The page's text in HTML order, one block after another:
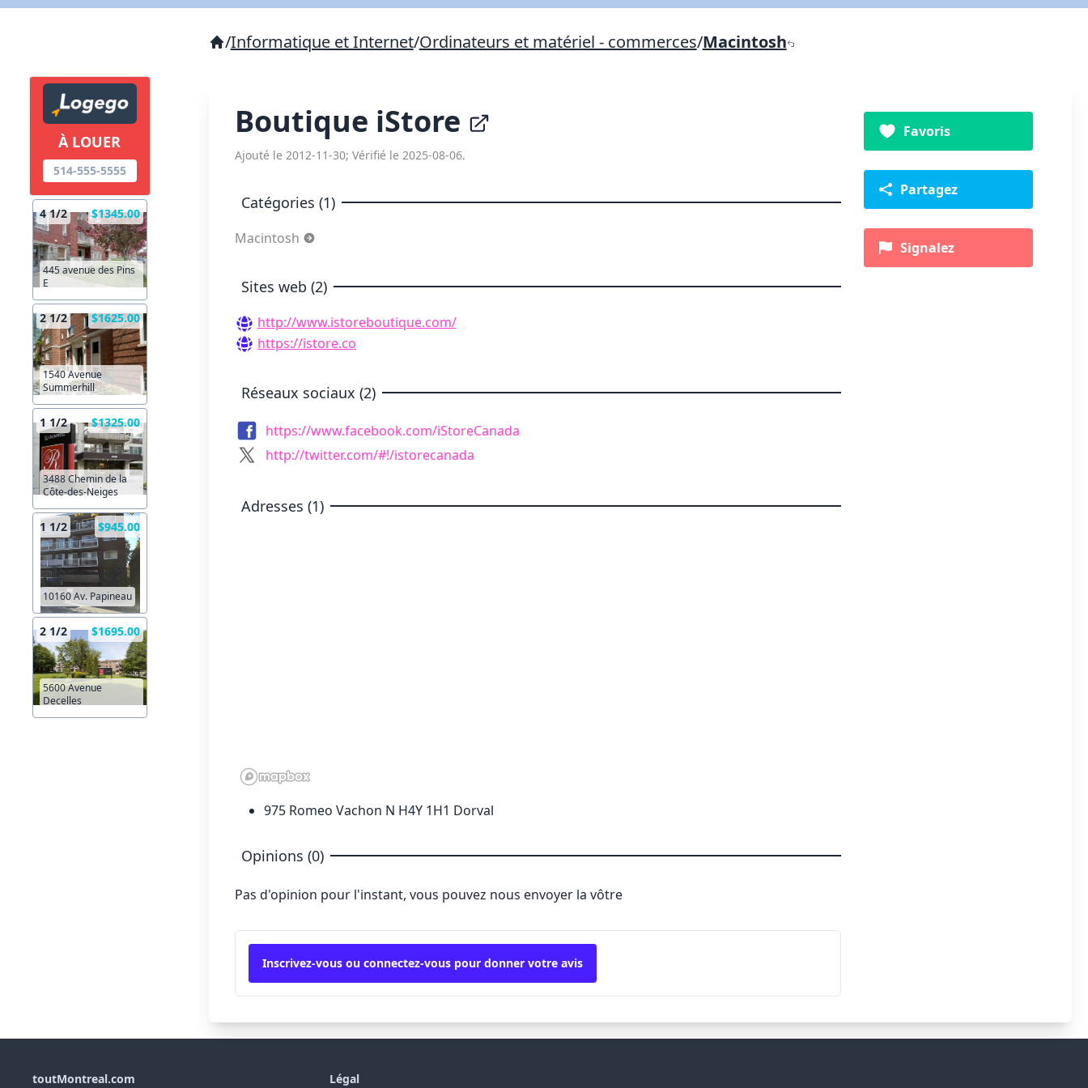
À LOUER
514-555-5555
4 1/2 $1345.00
445 avenue des Pins
E
2 1/2 $1625.00
1540 Avenue
Summerhill
1 1/2 $1325.00
3488 Chemin de la
Côte-des-Neiges
1 1/2 $945.00
10160 Av. Papineau
2 1/2 $1695.00
5600 Avenue
Decelles
/Informatique et Internet/Ordinateurs et matériel - commerces/Macintosh
Boutique iStore
Ajouté le 2012-11-30; Vérifié le 2025-08-06.
Catégories (1)
Macintosh
Sites web (2)
http://www.istoreboutique.com/
https://istore.co
Réseaux sociaux (2)
https://www.facebook.com/iStoreCanada
http://twitter.com/#!/istorecanada
Adresses (1)
975 Romeo Vachon N H4Y 1H1 Dorval
Opinions (0)
Pas d'opinion pour l'instant, vous pouvez nous envoyer la vôtre
Inscrivez-vous ou connectez-vous pour donner votre avis
Favoris
Partagez
Signalez
toutMontreal.com Légal
X Fermer Envoyez